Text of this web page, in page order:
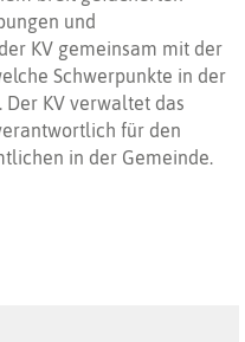
und
KV gemeinsam mit der
Schwerpunkte in der
KV verwaltet das
für den
in der Gemeinde.